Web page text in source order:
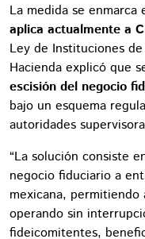
La medida se enmarca
aplica actualmente a
Ley de Instituciones
Hacienda explicó que
escisión del negocio
bajo un esquema
autoridades
“La solución consiste
negocio fiduciario a
mexicana,
operando sin
fideicomitentes,